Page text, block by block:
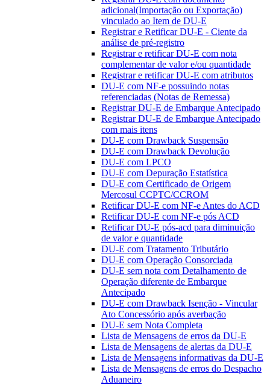
adicional(Importação ou Exportação)
vinculado ao Item de DU-E
Registrar e Retificar DU-E - Ciente da
análise de pré-registro
Registrar e retificar DU-E com nota
complementar de valor e/ou quantidade
Registrar e retificar DU-E com atributos
DU-E com NF-e possuindo notas
referenciadas (Notas de Remessa)
Registrar DU-E de Embarque Antecipado
Registrar DU-E de Embarque Antecipado
com mais itens
DU-E com Drawback Suspensão
DU-E com Drawback Devolução
DU-E com LPCO
DU-E com Depuração Estatística
DU-E com Certificado de Origem
Mercosul CCPTC/CCROM
Retificar DU-E com NF-e Antes do ACD
Retificar DU-E com NF-e pós ACD
Retificar DU-E pós-acd para diminuição
de valor e quantidade
DU-E com Tratamento Tributário
DU-E com Operação Consorciada
DU-E sem nota com Detalhamento de
Operação diferente de Embarque
Antecipado
DU-E com Drawback Isenção - Vincular
Ato Concessório após averbação
DU-E sem Nota Completa
Lista de Mensagens de erros da DU-E
Lista de Mensagens de alertas da DU-E
Lista de Mensagens informativas da DU-E
Lista de Mensagens de erros do Despacho
Aduaneiro